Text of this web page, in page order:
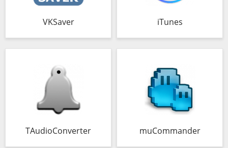
VKSaver iTunes
TAudioConverter muCommander